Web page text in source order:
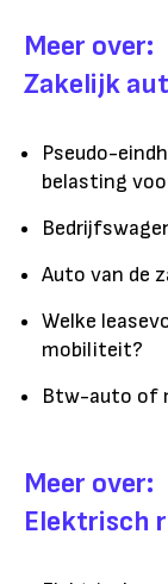
Meer over:
Zakelijk
Pseudo-
belasting
Auto van de
Welke
mobiliteit?
Btw-auto of
Meer over:
Elektrisch